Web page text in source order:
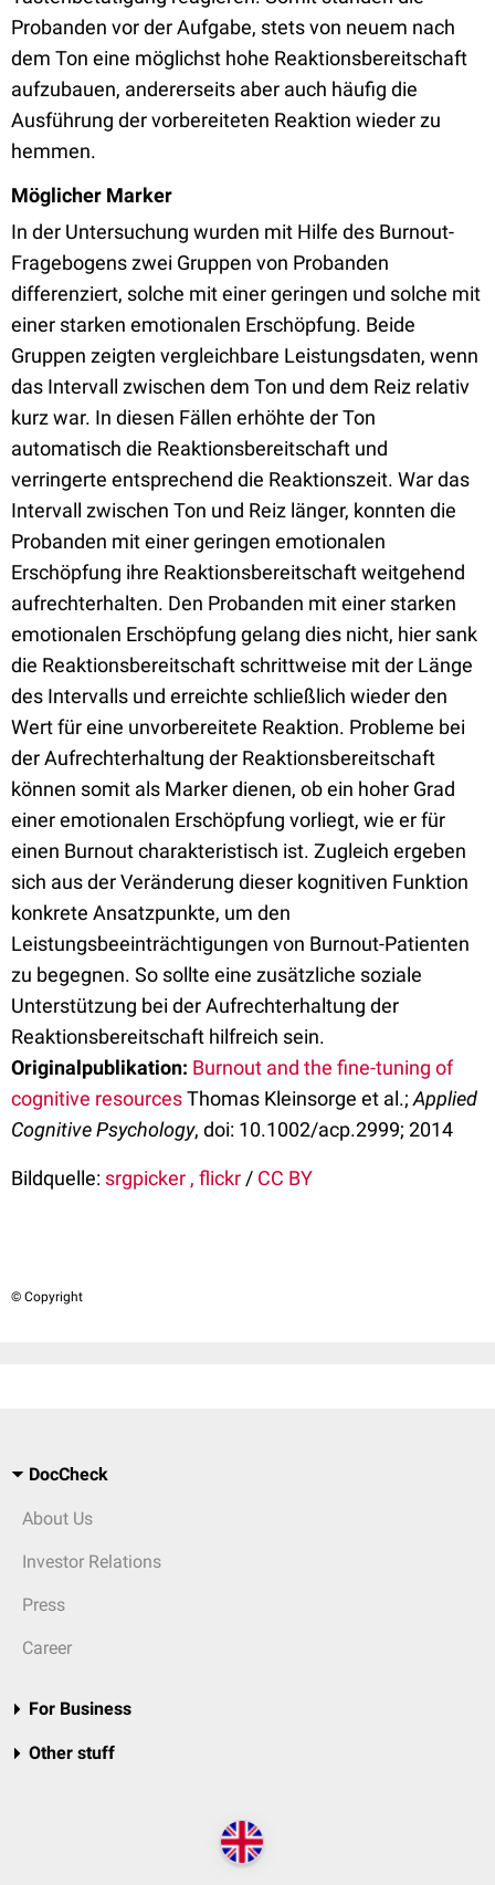
Probanden vor der Aufgabe, stets von neuem nach
dem Ton eine möglichst hohe Reaktionsbereitschaft
aufzubauen, andererseits aber auch häufig die
Ausführung der vorbereiteten Reaktion wieder zu
hemmen.
Möglicher Marker
In der Untersuchung wurden mit Hilfe des Burnout-
Fragebogens zwei Gruppen von Probanden
differenziert, solche mit einer geringen und solche mit
einer starken emotionalen Erschöpfung. Beide
Gruppen zeigten vergleichbare Leistungsdaten, wenn
das Intervall zwischen dem Ton und dem Reiz relativ
kurz war. In diesen Fällen erhöhte der Ton
automatisch die Reaktionsbereitschaft und
verringerte entsprechend die Reaktionszeit. War das
Intervall zwischen Ton und Reiz länger, konnten die
Probanden mit einer geringen emotionalen
Erschöpfung ihre Reaktionsbereitschaft weitgehend
aufrechterhalten. Den Probanden mit einer starken
emotionalen Erschöpfung gelang dies nicht, hier sank
die Reaktionsbereitschaft schrittweise mit der Länge
des Intervalls und erreichte schließlich wieder den
Wert für eine unvorbereitete Reaktion. Probleme bei
der Aufrechterhaltung der Reaktionsbereitschaft
können somit als Marker dienen, ob ein hoher Grad
einer emotionalen Erschöpfung vorliegt, wie er für
einen Burnout charakteristisch ist. Zugleich ergeben
sich aus der Veränderung dieser kognitiven Funktion
konkrete Ansatzpunkte, um den
Leistungsbeeinträchtigungen von Burnout-Patienten
zu begegnen. So sollte eine zusätzliche soziale
Unterstützung bei der Aufrechterhaltung der
Reaktionsbereitschaft hilfreich sein.
Originalpublikation: Burnout and the fine-tuning of
cognitive resourcesThomas Kleinsorge et al.; Applied
Cognitive Psychology, doi: 10.1002/acp.2999; 2014
Bildquelle: srgpicker , flickr / CC BY
© Copyright
DocCheck
About Us
Investor Relations
Press
Career
For Business
Other stuff